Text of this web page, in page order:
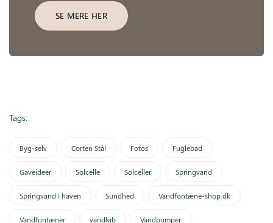
SE MERE HER
Tags:
Byg-selv Corten Stål Fotos Fuglebad
Gaveideer Solcelle Solceller Springvand
Springvand i haven Sundhed Vandfontæne-shop.dk
Vandfontæner vandløb Vandpumper